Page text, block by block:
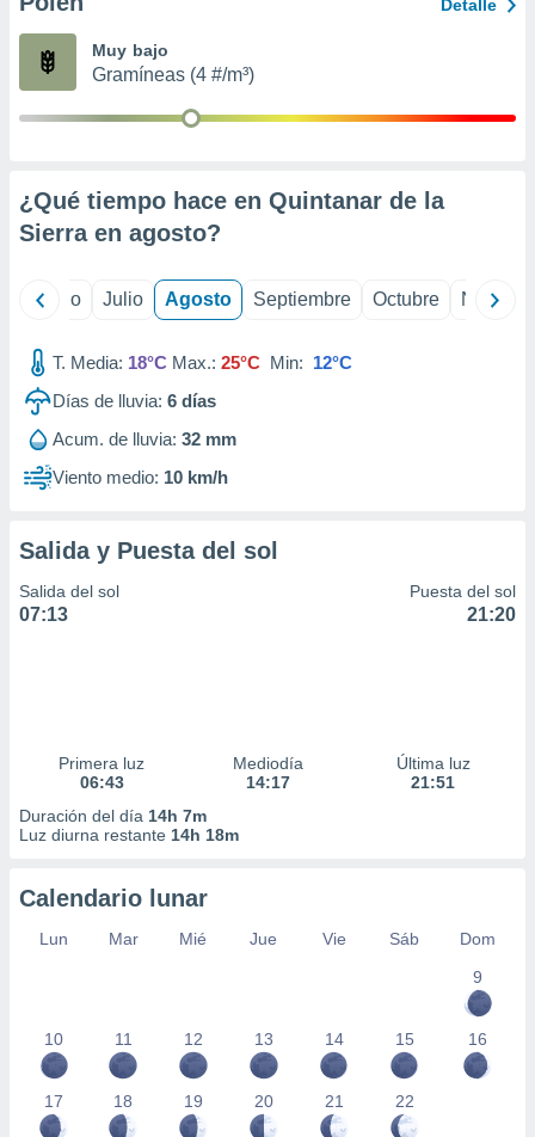
publicidad
1199
Detalle
Muy bajo
Gramíneas (4 #/m³)
¿Qué tiempo hace en Quintanar de la
Sierra en agosto?
Junio Julio Agosto Septiembre Octubre
T. Media: 18°C Max.: 25°C Min: 12°C
Días de lluvia: 6 días
Acum. de lluvia: 32 mm
Viento medio: 10 km/h
Salida y Puesta del sol
Salida del sol
07:13
Puesta del sol
21:20
Primera luz
06:43
Mediodía
14:17
Última luz
21:51
Duración del día 14h 7m
Luz diurna restante 14h 18m
Calendario lunar
Lun Mar Mié Jue Vie Sáb
Dom
9
10 11 12 13 14 15 16
17 18 19 20 21 22